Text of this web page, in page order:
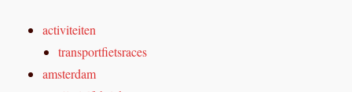
activiteiten
transportfietsraces
amsterdam